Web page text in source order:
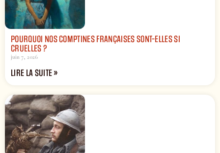
POURQUOI NOS COMPTINES FRANÇAISES SONT-ELLES SI
CRUELLES ?
juin 7, 2026
LIRE LA SUITE »